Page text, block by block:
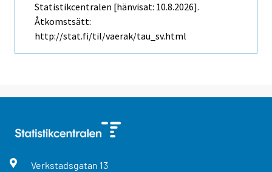
Statistikcentralen [hänvisat: 10.8.2026].
Åtkomstsätt:
http://stat.fi/til/vaerak/tau_sv.html
Verkstadsgatan 13